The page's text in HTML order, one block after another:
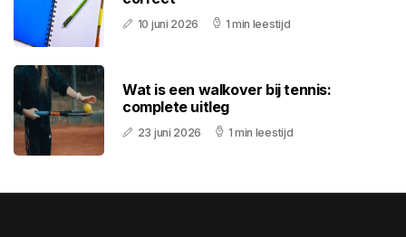
10 juni 2026 1 min leestijd
Wat is een walkover bij tennis:
complete uitleg
23 juni 2026 1 min leestijd